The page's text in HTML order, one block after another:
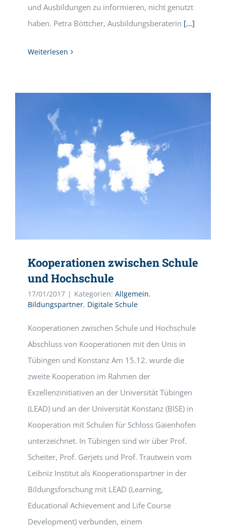
und Ausbildungen zu informieren, nicht genutzt
haben. Petra Böttcher, Ausbildungsberaterin [...]
Weiterlesen
Kooperationen zwischen Schule
und Hochschule
17/01/2017 | Kategorien: Allgemein,
Bildungspartner, Digitale Schule
Kooperationen zwischen Schule und Hochschule
Abschluss von Kooperationen mit den Unis in
Tübingen und Konstanz Am 15.12. wurde die
zweite Kooperation im Rahmen der
Exzellenzinitiativen an der Universität Tübingen
(LEAD) und an der Universität Konstanz (BISE) in
Kooperation mit Schulen für Schloss Gaienhofen
unterzeichnet. In Tübingen sind wir über Prof.
Scheiter, Prof. Gerjets und Prof. Trautwein vom
Leibniz Institut als Kooperationspartner in der
Bildungsforschung mit LEAD (Learning,
Educational Achievement and Life Course
Development) verbunden, einem